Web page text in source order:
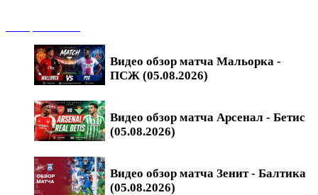
Видео обзор матча Мальорка -
ПСЖ (05.08.2026)
Видео обзор матча Арсенал - Бетис
(05.08.2026)
Видео обзор матча Зенит - Балтика
(05.08.2026)